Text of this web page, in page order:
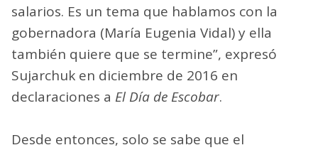
salarios. Es un tema que hablamos con la
gobernadora (María Eugenia Vidal) y ella
también quiere que se termine”, expresó
Sujarchuk en diciembre de 2016 en
declaraciones a El Día de Escobar.
Desde entonces, solo se sabe que el